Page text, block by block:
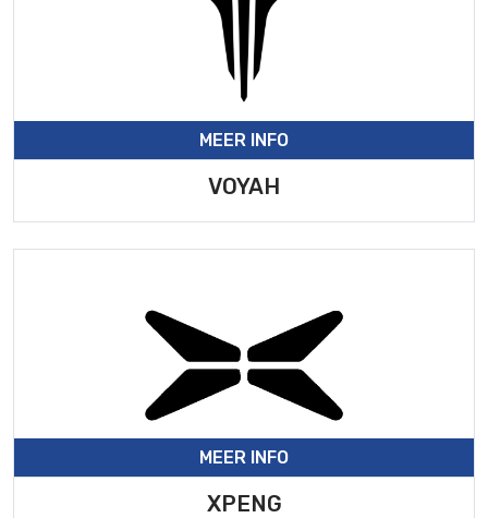
MEER INFO
VOYAH
MEER INFO
XPENG